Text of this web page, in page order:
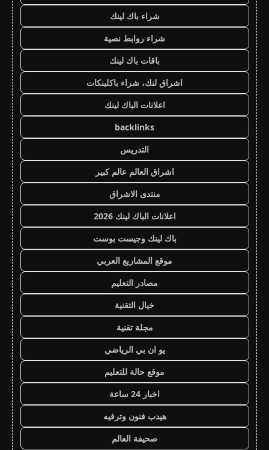
شراء باك لينك
شراء روابط نصية
باقات باك لينك
اشراق لنك، شراء باكلينكات
اعلانات الباك لينك
backlinks
التدريس
اشراق العالم عالم كبير
منتدى الاشراق
اعلانات الباك لينك 2026
باك لينك وجيست بوست
موقع المشاريع العربي
مصادر التعليم
خيال التقنية
مجلة تقنية
يو ان بي الرياضي
موقع حالة للتعليم
اخبار 24 ساعة
هيدب فنون وترفيه
صحيفة العالم